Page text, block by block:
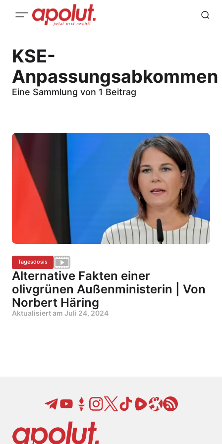
KSE-
Anpassungsabkommen
Eine Sammlung von 1 Beitrag
Tagesdosis
Alternative Fakten einer
olivgrünen Außenministerin | Von
Norbert Häring
Aktualisiert am Juli 24, 2024